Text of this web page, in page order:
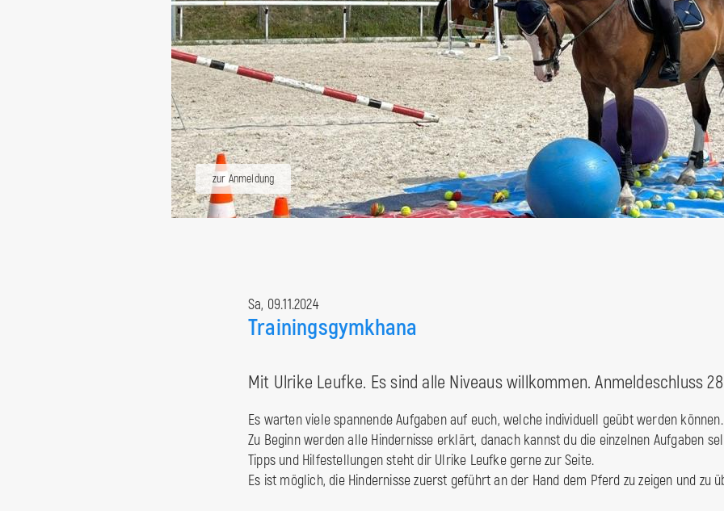
zur Anmeldung
Sa, 09.11.2024
Trainingsgymkhana
Mit Ulrike Leufke. Es sind alle Niveaus willkommen. Anmeldeschluss
Es warten viele spannende Aufgaben auf euch, welche individuell geübt werden
Zu Beginn werden alle Hindernisse erklärt, danach kannst du die einzelnen Aufgaben
Tipps und Hilfestellungen steht dir Ulrike Leufke gerne zur Seite.
Es ist möglich, die Hindernisse zuerst geführt an der Hand dem Pferd zu zeigen und zu